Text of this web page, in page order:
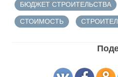
БЮДЖЕТ СТРОИТЕЛЬСТВА
СТОИМОСТЬ